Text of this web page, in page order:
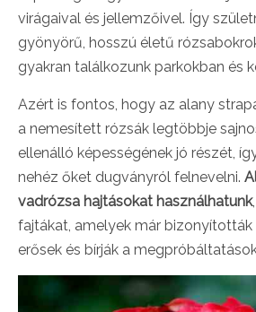
virágaival és jellemzőivel. Így
gyönyörű, hosszú életű
gyakran találkozunk parkokban és
Azért is fontos, hogy az alany
a nemesített rózsák legtöbbje
ellenálló képességének jó részét,
nehéz őket dugványról felnevelni.
vadrózsa hajtásokat használhatunk
fajtákat, amelyek már bizonyították
erősek és bírják a